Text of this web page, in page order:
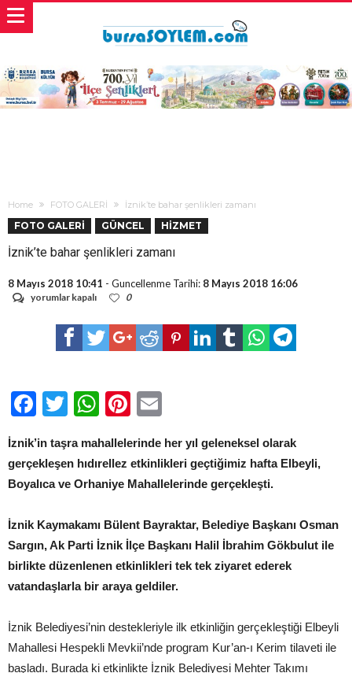
Home FOTO GALERİ İznik’te bahar şenlikleri zamanı
FOTO GALERİ GÜNCEL HİZMET
İznik’te bahar şenlikleri zamanı
8 Mayıs 2018 10:41 - Guncellenme Tarihi: 8 Mayıs 2018 16:06
İznik’te
şenlikleri
yorumlar kapalı 0
Facebook
TwitterWhatsApp
Pinterest
İznik’in taşra mahallelerinde her yıl geleneksel olarak
gerçekleşen hıdırellez etkinlikleri geçtiğimiz hafta Elbeyli,
Boyalıca ve Orhaniye Mahallelerinde gerçekleşti.
İznik Kaymakamı Bülent Bayraktar, Belediye Başkanı Osman
Sargın, Ak Parti İznik İlçe Başkanı Halil İbrahim Gökbulut ile
birlikte düzenlenen etkinlikleri tek tek ziyaret ederek
vatandaşlarla bir araya geldiler.
İznik Belediyesi’nin destekleriyle ilk etkinliğin gerçekleştiği Elbeyli
Mahallesi Hespekli Mevkii’nde program Kur’an-ı Kerim tilaveti ile
başladı. Burada ki etkinlikte İznik Belediyesi Mehter Takımı